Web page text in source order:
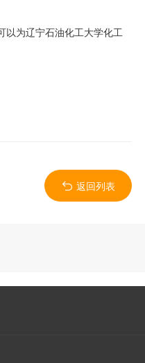
以为辽宁石油化工大学化工
返回列表